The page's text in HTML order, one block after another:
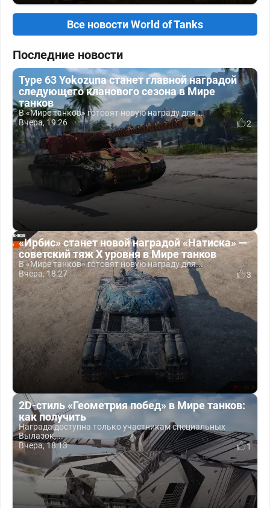
Все новости World of Tanks
Последние новости
Type 63 Yokozuna станет главной наградой
следующего кланового сезона в Мире
танков
В «Мире танков» готовят новую награду для...
Вчера, 19:26
2
«Ирбис» станет новой наградой «Натиска» —
советский тяж X уровня в Мире танков
В «Мире танков» готовят новую награду для...
Вчера, 18:27
3
2D-стиль «Геометрия побед» в Мире танков:
как получить
Награда доступна только участникам специальных
Вылазок,...
Вчера, 18:13
1